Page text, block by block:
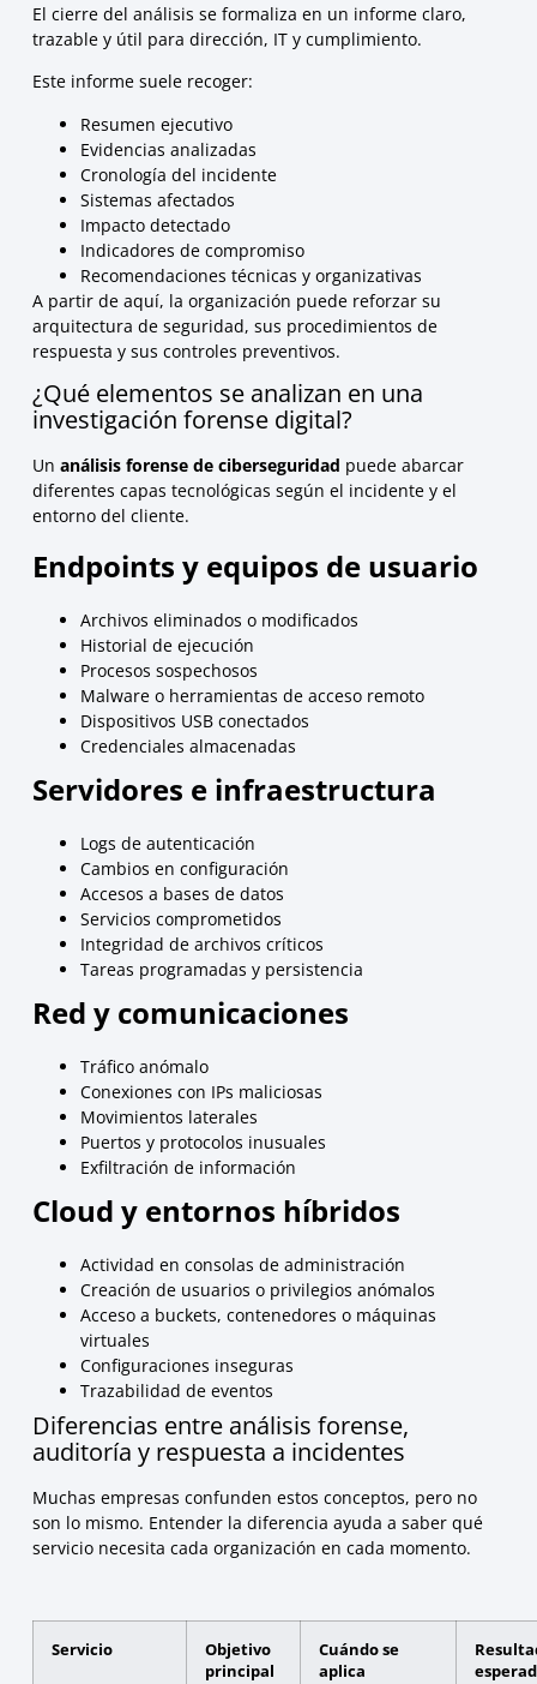
El cierre del análisis se formaliza en un informe claro,
trazable y útil para dirección, IT y cumplimiento.
Este informe suele recoger:
Resumen ejecutivo
Evidencias analizadas
Cronología del incidente
Sistemas afectados
Impacto detectado
Indicadores de compromiso
Recomendaciones técnicas y organizativas
A partir de aquí, la organización puede reforzar su
arquitectura de seguridad, sus procedimientos de
respuesta y sus controles preventivos.
¿Qué elementos se analizan en una
investigación forense digital?
Un análisis forense de ciberseguridad puede abarcar
diferentes capas tecnológicas según el incidente y el
entorno del cliente.
Endpoints y equipos de usuario
Archivos eliminados o modificados
Historial de ejecución
Procesos sospechosos
Malware o herramientas de acceso remoto
Dispositivos USB conectados
Credenciales almacenadas
Servidores e infraestructura
Logs de autenticación
Cambios en configuración
Accesos a bases de datos
Servicios comprometidos
Integridad de archivos críticos
Tareas programadas y persistencia
Red y comunicaciones
Tráfico anómalo
Conexiones con IPs maliciosas
Movimientos laterales
Puertos y protocolos inusuales
Exfiltración de información
Cloud y entornos híbridos
Actividad en consolas de administración
Creación de usuarios o privilegios anómalos
Acceso a buckets, contenedores o máquinas
virtuales
Configuraciones inseguras
Trazabilidad de eventos
Diferencias entre análisis forense,
auditoría y respuesta a incidentes
Muchas empresas confunden estos conceptos, pero no
son lo mismo. Entender la diferencia ayuda a saber qué
servicio necesita cada organización en cada momento.
Servicio
Objetivo
principal
Cuándo se
aplica